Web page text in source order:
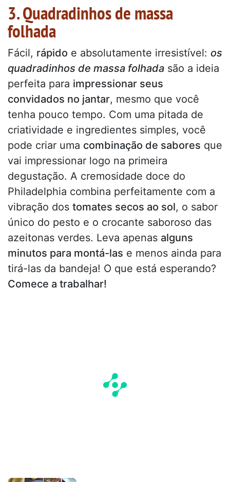
3. Quadradinhos de massa
folhada
Fácil, rápido e absolutamente irresistível: os
quadradinhos de massa folhada são a ideia
perfeita para impressionar seus
convidados no jantar, mesmo que você
tenha pouco tempo. Com uma pitada de
criatividade e ingredientes simples, você
pode criar uma combinação de sabores que
vai impressionar logo na primeira
degustação. A cremosidade doce do
Philadelphia combina perfeitamente com a
vibração dos tomates secos ao sol, o sabor
único do pesto e o crocante saboroso das
azeitonas verdes. Leva apenas alguns
minutos para montá-las e menos ainda para
tirá-las da bandeja! O que está esperando?
Comece a trabalhar!